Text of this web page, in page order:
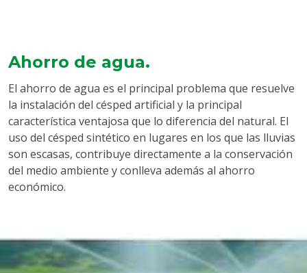
Ahorro de agua.
El ahorro de agua es el principal problema que resuelve
la instalación del césped artificial y la principal
característica ventajosa que lo diferencia del natural. El
uso del césped sintético en lugares en los que las lluvias
son escasas, contribuye directamente a la conservación
del medio ambiente y conlleva además al ahorro
económico.